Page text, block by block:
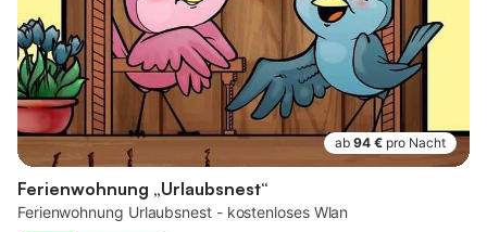
ab 94 € pro Nacht
Ferienwohnung „Urlaubsnest“
Ferienwohnung Urlaubsnest - kostenloses Wlan